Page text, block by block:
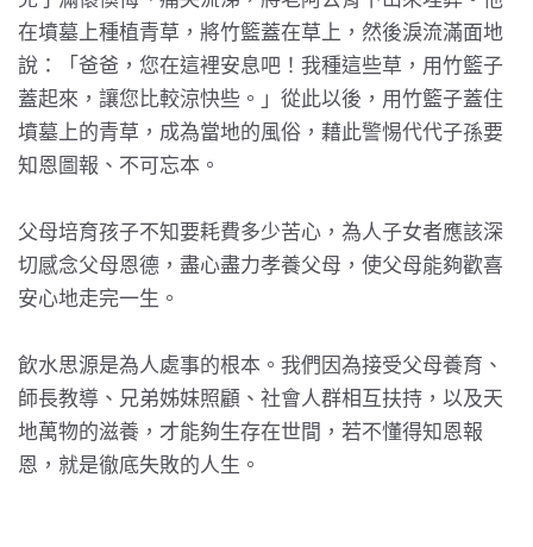
在墳墓上種植青草，將竹籃蓋在草上，然後淚流滿面地
說：「爸爸，您在這裡安息吧！我種這些草，用竹籃子
蓋起來，讓您比較涼快些。」從此以後，用竹籃子蓋住
墳墓上的青草，成為當地的風俗，藉此警惕代代子孫要
知恩圖報、不可忘本。
父母培育孩子不知要耗費多少苦心，為人子女者應該深
切感念父母恩德，盡心盡力孝養父母，使父母能夠歡喜
安心地走完一生。
飲水思源是為人處事的根本。我們因為接受父母養育、
師長教導、兄弟姊妹照顧、社會人群相互扶持，以及天
地萬物的滋養，才能夠生存在世間，若不懂得知恩報
恩，就是徹底失敗的人生。